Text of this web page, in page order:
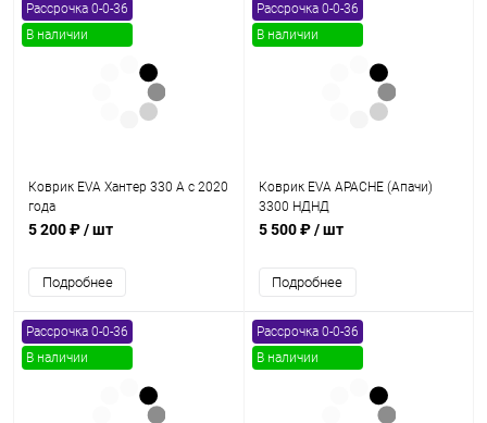
Рассрочка 0-0-36
В наличии
Коврик EVA Хантер 330 А с 2020
года
5 200 ₽/ шт
Подробнее
Рассрочка 0-0-36
В наличии
Коврик EVA APACHE (Апачи)
3300 НДНД
5 500 ₽/ шт
Подробнее
Рассрочка 0-0-36
В наличии
Рассрочка 0-0-36
В наличии